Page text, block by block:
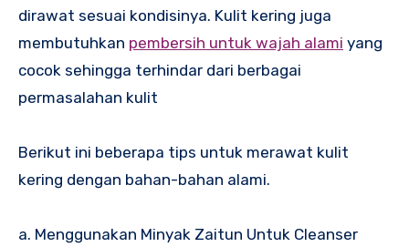
dirawat sesuai kondisinya. Kulit kering juga
membutuhkan pembersih untuk wajah alami yang
cocok sehingga terhindar dari berbagai
permasalahan kulit
Berikut ini beberapa tips untuk merawat kulit
kering dengan bahan-bahan alami.
a. Menggunakan Minyak Zaitun Untuk Cleanser